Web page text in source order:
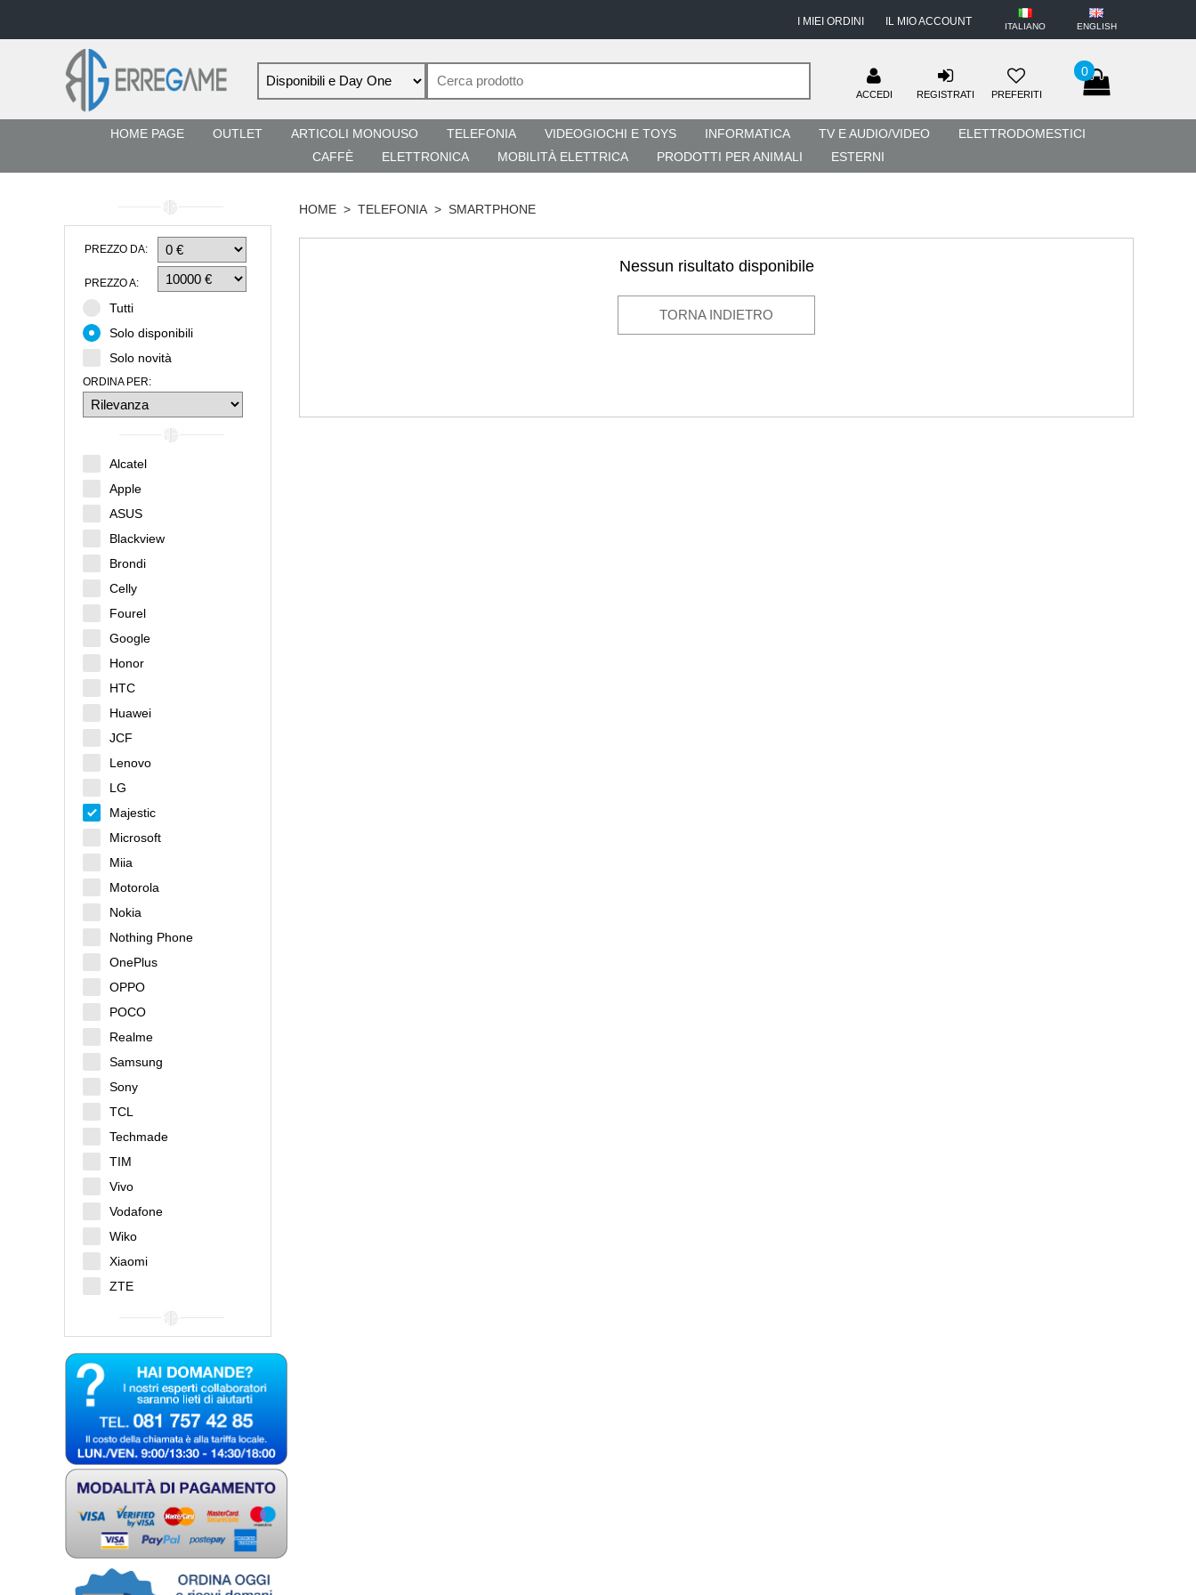
ITALIANO ENGLISH
IL MIO ACCOUNT
I MIEI ORDINI
0
PREFERITI
REGISTRATI
ACCEDI
HOME PAGE OUTLET ARTICOLI MONOUSO TELEFONIA VIDEOGIOCHI E TOYS INFORMATICA TV E AUDIO/VIDEO
ELETTRODOMESTICI
CAFFÈ
ELETTRONICA MOBILITÀ ELETTRICA PRODOTTI PER ANIMALI ESTERNI
PREZZO DA:
PREZZO A:
Tutti
Solo disponibili
Solo novità
ORDINA PER:
Alcatel
Apple
ASUS
Blackview
Brondi
Celly
Fourel
Google
Honor
HTC
Huawei
JCF
Lenovo
LG
Majestic
Microsoft
Miia
Motorola
Nokia
Nothing Phone
OnePlus
OPPO
POCO
Realme
Samsung
Sony
TCL
Techmade
TIM
Vivo
Vodafone
Wiko
Xiaomi
ZTE
HOME > TELEFONIA > SMARTPHONE
Nessun risultato disponibile
TORNA INDIETRO